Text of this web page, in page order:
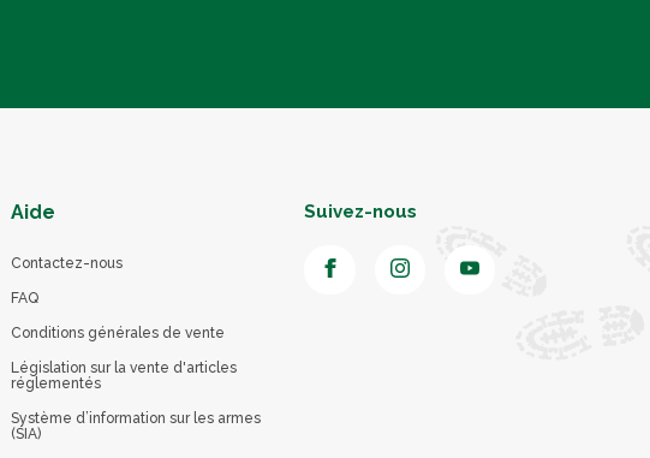
Aide
Contactez-nous
FAQ
Conditions générales de vente
Législation sur la vente d'articles
réglementés
Système d’information sur les armes
(SIA)
Suivez-nous